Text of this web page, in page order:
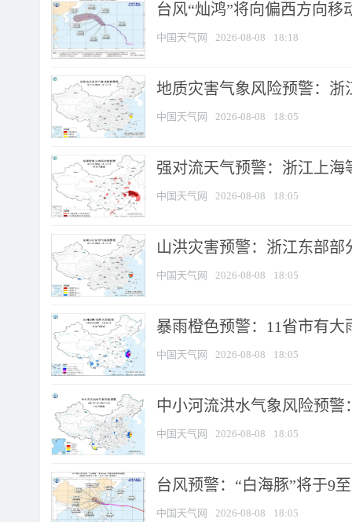
台风“灿鸿”将向偏西方向移
中国天气网 2026-08-08 18:18
地质灾害气象风险预警：
中国天气网 2026-08-08 18:05
强对流天气预警：浙江上海
中国天气网 2026-08-08 18:05
山洪灾害预警：浙江东部
中国天气网 2026-08-08 18:05
暴雨橙色预警：11省市有
中国天气网 2026-08-08 18:05
中小河流洪水气象风险预
中国天气网 2026-08-08 18:05
台风预警：“白海豚”将于9
中国天气网 2026-08-08 18:05